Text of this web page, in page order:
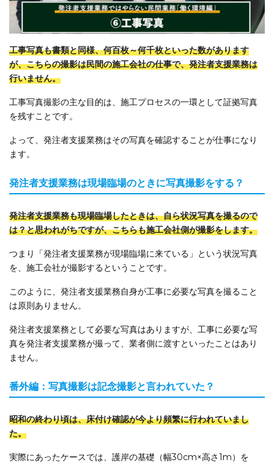
工事写真も書類と同様、何百枚～何千枚といった数があります
が、こちらの撮影は民間の施工会社の仕事で、発注者支援業務は
行いません。
工事写真撮影の主な目的は、施工プロセスの一環として証拠写真
を残すことです。
よって、発注者支援業務はその写真を確認することが仕事になり
ます。
発注者支援業務は現場臨場のときに写真撮影をする？
発注者支援業務も現場臨場したときは、自ら状況写真を撮るので
は？と思われがちですが、こちらも施工会社側が撮影をします。
つまり「発注者支援業務が現場臨場に来ている」という状況写真
を、施工会社が撮影するということです。
このように、発注者支援業務自身が工事に必要な写真を撮ること
は原則ありません。
発注者支援業務として必要な写真はありますが、工事に必要な写
真を発注者支援業務が撮って、業者側に渡すといったことはあり
ません。
番外編：写真撮影は記念撮影と言われていた？
昭和の終わり頃は、床付け確認が今より頻繁に行われていまし
た。
実際にあったケースでは、護岸の基礎（幅30cm×高さ1m）を